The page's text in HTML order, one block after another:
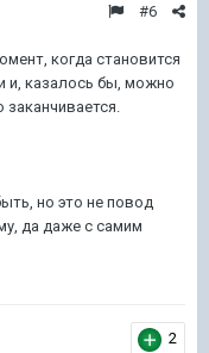
#6
когда становится
и, казалось бы, можно
но это не повод
да даже с самим
2